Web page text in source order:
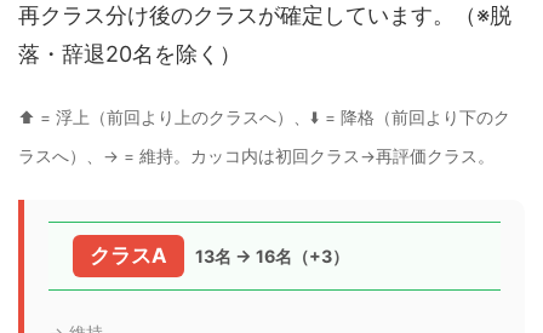
再クラス分け後のクラスが確定しています。（※脱
落・辞退20名を除く）
⬆️ = 浮上（前回より上のクラスへ）、⬇️ = 降格（前回より下のク
ラスへ）、→ = 維持。カッコ内は初回クラス→再評価クラス。
クラスA 13名 → 16名（+3）